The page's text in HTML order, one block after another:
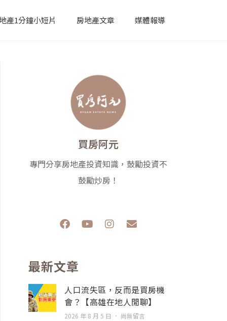
產1分鐘小短片 房地產文章 媒體報導
買房阿元
專門分享房地產投資知識，鼓勵投資不
鼓勵炒房！
F
a
b
o
o
k
Y
o
e
I
n
a
m
E
n
p
e
最新文章
人口流失區，反而是買房機
會？【高雄在地人閒聊】
2026 年 8 月 5 日 尚無留言